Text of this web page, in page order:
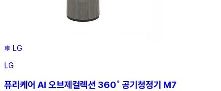
❄ LG
LG
퓨리케어 AI 오브제컬렉션 360˚ 공기청정기 M7